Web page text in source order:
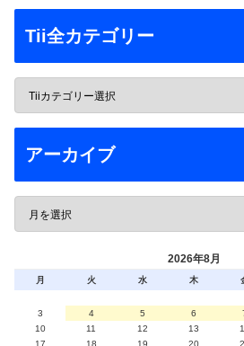
Tii全カテゴリー
アーカイブ
2026年8月
月 火 水 木
3
4 5 6
10
11 12 13
17
18 19 20